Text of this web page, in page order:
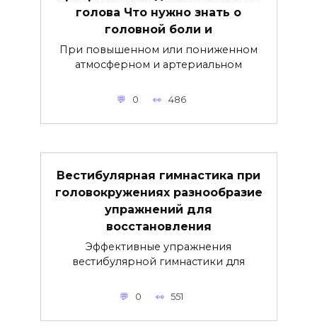
голова Что нужно знать о
головной боли и
При повышенном или пониженном
атмосферном и артериальном
0 486
Вестибулярная гимнастика при
головокружениях разнообразие
упражнений для
восстановления
Эффективные упражнения
вестибулярной гимнастики для
0 551